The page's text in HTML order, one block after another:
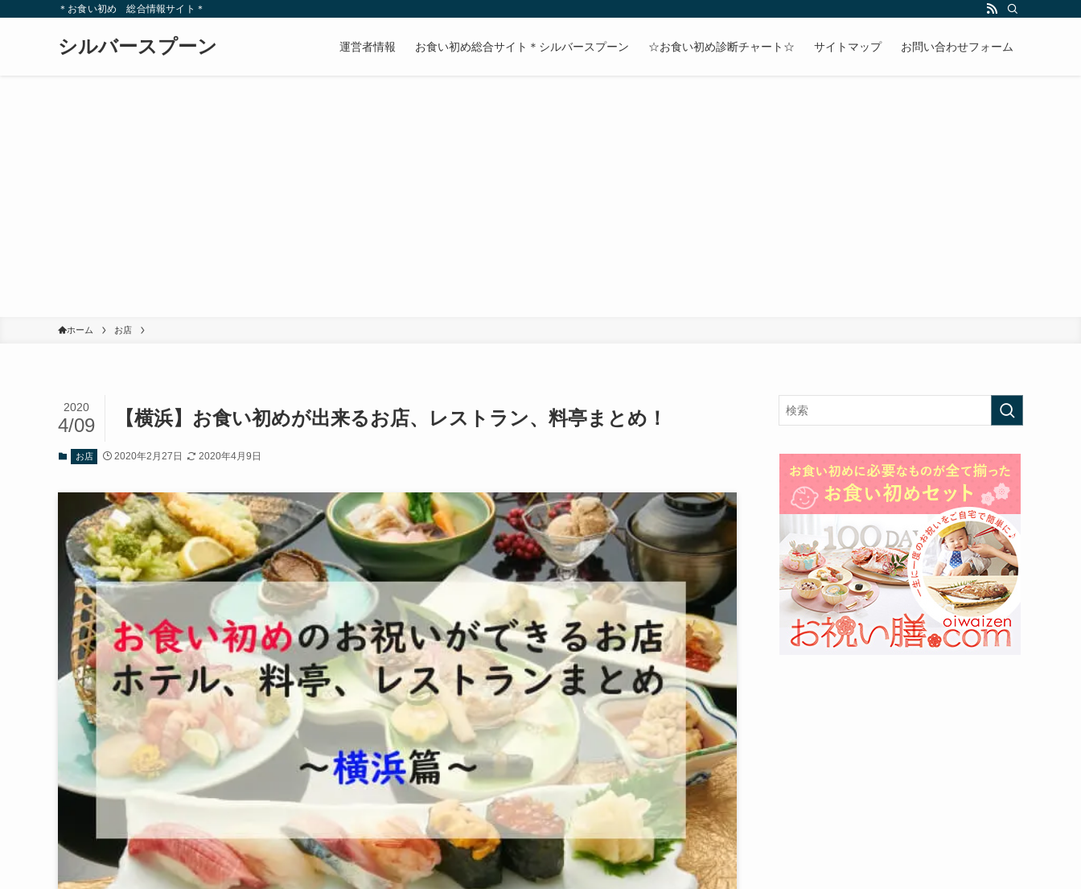
＊お食い初め 総合情報サイト＊
シルバースプーン 運営者情報 お食い初め総合サイト＊シルバースプーン ☆お食い初め診断チャート☆ サイトマップ お問い合わせフォーム
ホーム お店
【横浜】お食い初めが出来るお店、レストラン、料亭まとめ！
2020
4/09
お店 2020年2月27日 2020年4月9日